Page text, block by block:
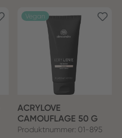
Vegan
ACRYLOVE
CAMOUFLAGE 50 G
Produktnummer: 01-895